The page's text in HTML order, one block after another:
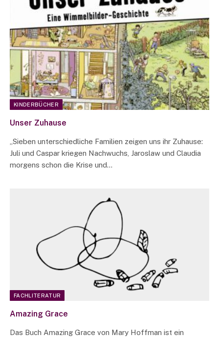
KINDERBÜCHER
Unser Zuhause
„Sieben unterschiedliche Familien zeigen uns ihr Zuhause:
Juli und Caspar kriegen Nachwuchs, Jaroslaw und Claudia
morgens schon die Krise und…
FACHLITERATUR
Amazing Grace
Das Buch Amazing Grace von Mary Hoffman ist ein